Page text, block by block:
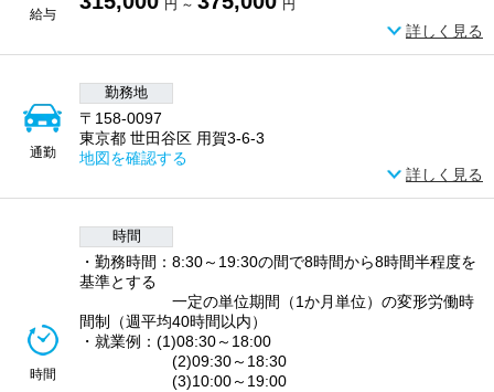
給与
円 ～ 円
詳しく見る
通勤
勤務地
〒158-0097
東京都 世田谷区 用賀3-6-3
地図を確認する
詳しく見る
時間
時間
・勤務時間：8:30～19:30の間で8時間から8時間半程度を
基準とする
一定の単位期間（1か月単位）の変形労働時
間制（週平均40時間以内）
・就業例：(1)08:30～18:00
(2)09:30～18:30
(3)10:00～19:00